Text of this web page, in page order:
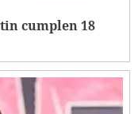
cumplen 18